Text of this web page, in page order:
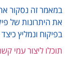
במאמר זה נסקור
את היתרונות של
בפיקוח ונמליץ
תוכלו ליצור עמי קשר דרך